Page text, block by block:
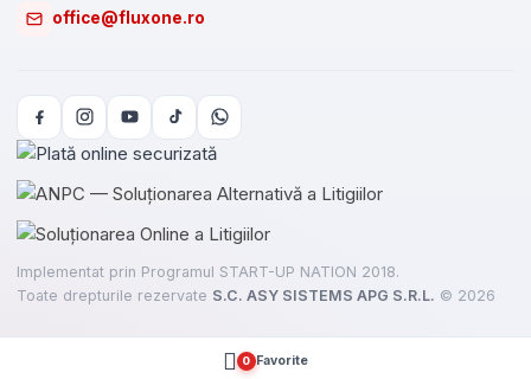
office@fluxone.ro
Implementat prin Programul START-UP NATION 2018.
Toate drepturile rezervate S.C. ASY SISTEMS APG S.R.L. © 2026
0 Favorite